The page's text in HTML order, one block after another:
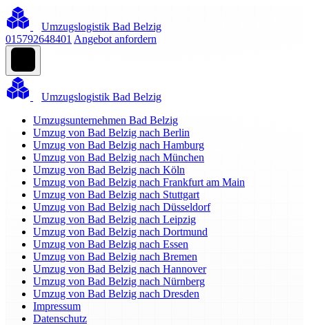
Umzugslogistik Bad Belzig
015792648401 Angebot anfordern
Umzugslogistik Bad Belzig
Umzugsunternehmen Bad Belzig
Umzug von Bad Belzig nach Berlin
Umzug von Bad Belzig nach Hamburg
Umzug von Bad Belzig nach München
Umzug von Bad Belzig nach Köln
Umzug von Bad Belzig nach Frankfurt am Main
Umzug von Bad Belzig nach Stuttgart
Umzug von Bad Belzig nach Düsseldorf
Umzug von Bad Belzig nach Leipzig
Umzug von Bad Belzig nach Dortmund
Umzug von Bad Belzig nach Essen
Umzug von Bad Belzig nach Bremen
Umzug von Bad Belzig nach Hannover
Umzug von Bad Belzig nach Nürnberg
Umzug von Bad Belzig nach Dresden
Impressum
Datenschutz